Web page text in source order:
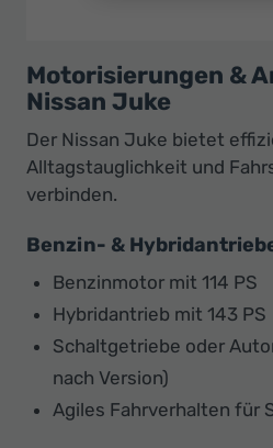
Motorisierungen &
Nissan Juke
Der Nissan Juke bietet
Alltagstauglichkeit und
verbinden.
Benzin- &
Benzinmotor mit 114 PS
Hybridantrieb mit 143 PS
Schaltgetriebe oder
nach Version)
Agiles Fahrverhalten für